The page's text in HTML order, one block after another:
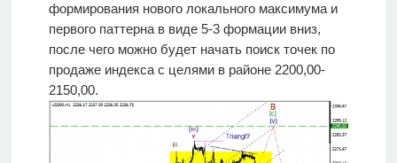
формирования нового локального максимума и
первого паттерна в виде 5-3 формации вниз,
после чего можно будет начать поиск точек по
продаже индекса с целями в районе 2200,00-
2150,00.